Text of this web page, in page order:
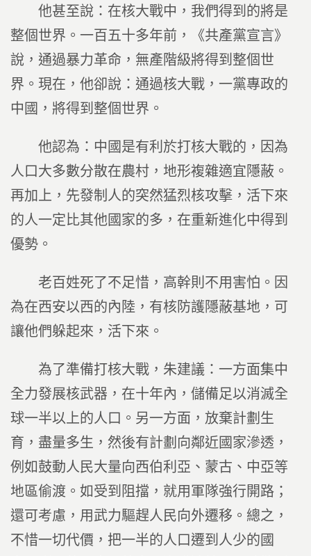
他甚至說：在核大戰中，我們得到的將是
整個世界。一百五十多年前，《共產黨宣言》
說，通過暴力革命，無產階級將得到整個世
界。現在，他卻說：通過核大戰，一黨專政的
中國，將得到整個世界。
他認為：中國是有利於打核大戰的，因為
人口大多數分散在農村，地形複雜適宜隱蔽。
再加上，先發制人的突然猛烈核攻擊，活下來
的人一定比其他國家的多，在重新進化中得到
優勢。
老百姓死了不足惜，高幹則不用害怕。因
為在西安以西的內陸，有核防護隱蔽基地，可
讓他們躲起來，活下來。
為了準備打核大戰，朱建議：一方面集中
全力發展核武器，在十年內，儲備足以消滅全
球一半以上的人口。另一方面，放棄計劃生
育，盡量多生，然後有計劃向鄰近國家滲透，
例如鼓動人民大量向西伯利亞、蒙古、中亞等
地區偷渡。如受到阻擋，就用軍隊強行開路；
還可考慮，用武力驅趕人民向外遷移。總之，
不惜一切代價，把一半的人口遷到人少的國